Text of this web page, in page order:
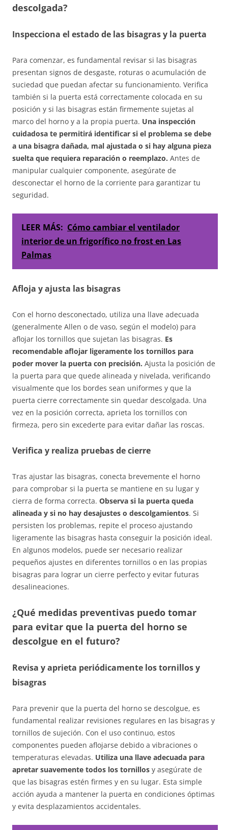
descolgada?
Inspecciona el estado de las bisagras y la puerta
Para comenzar, es fundamental revisar si las bisagras
presentan signos de desgaste, roturas o acumulación de
suciedad que puedan afectar su funcionamiento. Verifica
también si la puerta está correctamente colocada en su
posición y si las bisagras están firmemente sujetas al
marco del horno y a la propia puerta. Una inspección
cuidadosa te permitirá identificar si el problema se debe
a una bisagra dañada, mal ajustada o si hay alguna pieza
suelta que requiera reparación o reemplazo. Antes de
manipular cualquier componente, asegúrate de
desconectar el horno de la corriente para garantizar tu
seguridad.
LEER MÁS: Cómo cambiar el ventilador
interior de un frigorífico no frost en Las
Palmas
Afloja y ajusta las bisagras
Con el horno desconectado, utiliza una llave adecuada
(generalmente Allen o de vaso, según el modelo) para
aflojar los tornillos que sujetan las bisagras. Es
recomendable aflojar ligeramente los tornillos para
poder mover la puerta con precisión. Ajusta la posición de
la puerta para que quede alineada y nivelada, verificando
visualmente que los bordes sean uniformes y que la
puerta cierre correctamente sin quedar descolgada. Una
vez en la posición correcta, aprieta los tornillos con
firmeza, pero sin excederte para evitar dañar las roscas.
Verifica y realiza pruebas de cierre
Tras ajustar las bisagras, conecta brevemente el horno
para comprobar si la puerta se mantiene en su lugar y
cierra de forma correcta. Observa si la puerta queda
alineada y si no hay desajustes o descolgamientos. Si
persisten los problemas, repite el proceso ajustando
ligeramente las bisagras hasta conseguir la posición ideal.
En algunos modelos, puede ser necesario realizar
pequeños ajustes en diferentes tornillos o en las propias
bisagras para lograr un cierre perfecto y evitar futuras
desalineaciones.
¿Qué medidas preventivas puedo tomar
para evitar que la puerta del horno se
descolgue en el futuro?
Revisa y aprieta periódicamente los tornillos y
bisagras
Para prevenir que la puerta del horno se descolgue, es
fundamental realizar revisiones regulares en las bisagras y
tornillos de sujeción. Con el uso continuo, estos
componentes pueden aflojarse debido a vibraciones o
temperaturas elevadas. Utiliza una llave adecuada para
apretar suavemente todos los tornillos y asegúrate de
que las bisagras estén firmes y en su lugar. Esta simple
acción ayuda a mantener la puerta en condiciones óptimas
y evita desplazamientos accidentales.